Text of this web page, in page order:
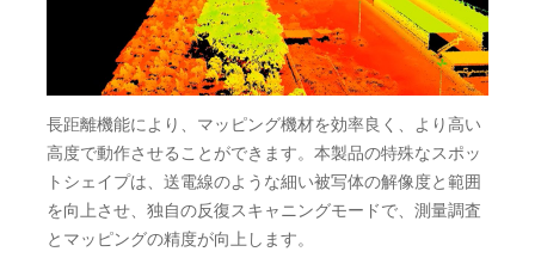
長距離機能により、マッピング機材を効率良く、より高い
高度で動作させることができます。本製品の特殊なスポッ
トシェイプは、送電線のような細い被写体の解像度と範囲
を向上させ、独自の反復スキャニングモードで、測量調査
とマッピングの精度が向上します。